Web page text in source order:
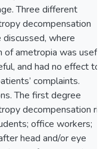
Three different
decompensation
discussed, where
of ametropia was useful,
and had no effect to
complaints.
The first degree
decompensation
office workers;
head and/or eye